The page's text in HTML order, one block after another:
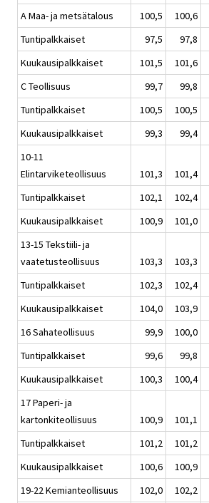
A Maa- ja metsätalous
100,5 100,6
Tuntipalkkaiset
97,5 97,8
Kuukausipalkkaiset
101,5 101,6
C Teollisuus
99,7 99,8
Tuntipalkkaiset
100,5 100,5
Kuukausipalkkaiset
99,3 99,4
10-11
Elintarviketeollisuus
101,3 101,4
Tuntipalkkaiset
102,1 102,4
Kuukausipalkkaiset
100,9 101,0
13-15 Tekstiili- ja
vaatetusteollisuus
103,3 103,3
Tuntipalkkaiset
102,3 102,4
Kuukausipalkkaiset
104,0 103,9
16 Sahateollisuus
99,9 100,0
Tuntipalkkaiset
99,6 99,8
Kuukausipalkkaiset
100,3 100,4
17 Paperi- ja
kartonkiteollisuus
100,9 101,1
Tuntipalkkaiset
101,2 101,2
Kuukausipalkkaiset
100,6 100,9
19-22 Kemianteollisuus
102,0 102,2